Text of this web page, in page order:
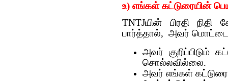
உ) எங்கள் கட்டுரையின்
TNTJயின் பிரதி
பார்த்தால், அவர்
அவர் குறிப்பிடும்
சொல்லவில்லை.
அவர் எங்கள்